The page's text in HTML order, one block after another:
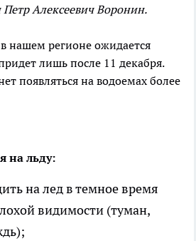
Петр Алексеевич Воронин.
нашем регионе ожидается
лишь после 11 декабря.
появляться на водоемах более
на льду:
на лед в темное время
видимости (туман,